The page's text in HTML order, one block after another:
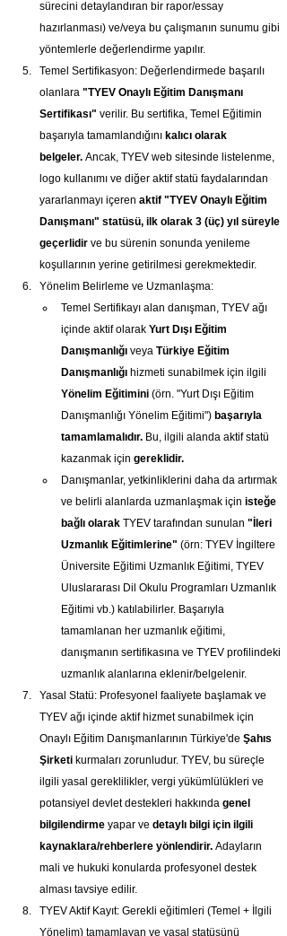
sürecini detaylandıran bir rapor/essay
hazırlanması) ve/veya bu çalışmanın sunumu gibi
yöntemlerle değerlendirme yapılır.
Temel Sertifikasyon: Değerlendirmede başarılı
olanlara "TYEV Onaylı Eğitim Danışmanı
Sertifikası" verilir. Bu sertifika, Temel Eğitimin
başarıyla tamamlandığını kalıcı olarak
belgeler. Ancak, TYEV web sitesinde listelenme,
logo kullanımı ve diğer aktif statü faydalarından
yararlanmayı içeren aktif "TYEV Onaylı Eğitim
Danışmanı" statüsü, ilk olarak 3 (üç) yıl süreyle
geçerlidir ve bu sürenin sonunda yenileme
koşullarının yerine getirilmesi gerekmektedir.
Yönelim Belirleme ve Uzmanlaşma:
Temel Sertifikayı alan danışman, TYEV ağı
içinde aktif olarak Yurt Dışı Eğitim
Danışmanlığı veya Türkiye Eğitim
Danışmanlığı hizmeti sunabilmek için ilgili
Yönelim Eğitimini (örn. "Yurt Dışı Eğitim
Danışmanlığı Yönelim Eğitimi") başarıyla
tamamlamalıdır. Bu, ilgili alanda aktif statü
kazanmak için gereklidir.
Danışmanlar, yetkinliklerini daha da artırmak
ve belirli alanlarda uzmanlaşmak için isteğe
bağlı olarak TYEV tarafından sunulan "İleri
Uzmanlık Eğitimlerine" (örn: TYEV İngiltere
Üniversite Eğitimi Uzmanlık Eğitimi, TYEV
Uluslararası Dil Okulu Programları Uzmanlık
Eğitimi vb.) katılabilirler. Başarıyla
tamamlanan her uzmanlık eğitimi,
danışmanın sertifikasına ve TYEV profilindeki
uzmanlık alanlarına eklenir/belgelenir.
Yasal Statü: Profesyonel faaliyete başlamak ve
TYEV ağı içinde aktif hizmet sunabilmek için
Onaylı Eğitim Danışmanlarının Türkiye'de Şahıs
Şirketi kurmaları zorunludur. TYEV, bu süreçle
ilgili yasal gereklilikler, vergi yükümlülükleri ve
potansiyel devlet destekleri hakkında genel
bilgilendirme yapar ve detaylı bilgi için ilgili
kaynaklara/rehberlere yönlendirir. Adayların
mali ve hukuki konularda profesyonel destek
alması tavsiye edilir.
TYEV Aktif Kayıt: Gerekli eğitimleri (Temel + İlgili
Yönelim) tamamlayan ve yasal statüsünü